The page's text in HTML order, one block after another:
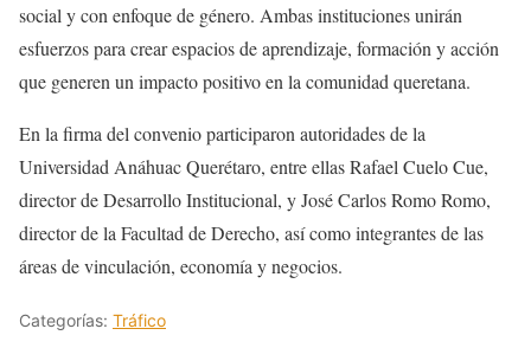
social y con enfoque de género. Ambas instituciones unirán
esfuerzos para crear espacios de aprendizaje, formación y acción
que generen un impacto positivo en la comunidad queretana.
En la firma del convenio participaron autoridades de la
Universidad Anáhuac Querétaro, entre ellas Rafael Cuelo Cue,
director de Desarrollo Institucional, y José Carlos Romo Romo,
director de la Facultad de Derecho, así como integrantes de las
áreas de vinculación, economía y negocios.
Categorías: Tráfico